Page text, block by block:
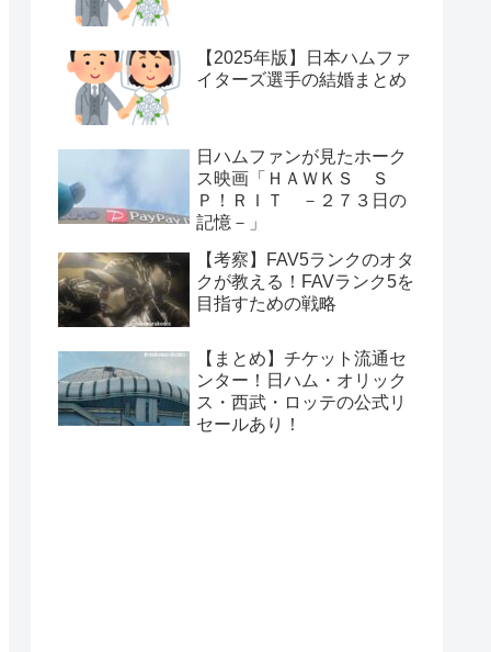
【2025年版】日本ハムファ
イターズ選手の結婚まとめ
日ハムファンが見たホーク
ス映画「ＨＡＷＫＳ Ｓ
Ｐ！ＲＩＴ －２７３日の
記憶－」
【考察】FAV5ランクのオタ
クが教える！FAVランク5を
目指すための戦略
【まとめ】チケット流通セ
ンター！日ハム・オリック
ス・西武・ロッテの公式リ
セールあり！